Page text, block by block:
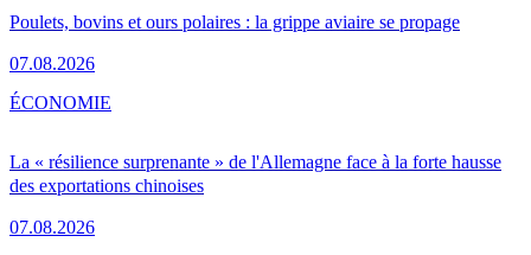
Poulets, bovins et ours polaires : la grippe aviaire se propage
07.08.2026
La « résilience surprenante » de l'Allemagne face à la forte hausse
des exportations chinoises
07.08.2026
ÉCONOMIE